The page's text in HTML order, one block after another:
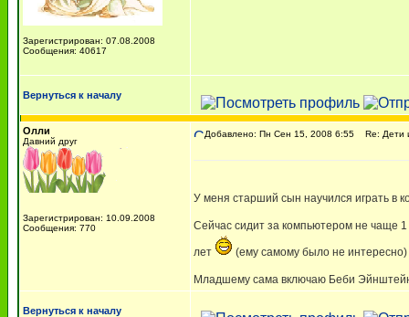
Зарегистрирован: 07.08.2008
Сообщения: 40617
Вернуться к началу
Олли
Давний друг
Зарегистрирован: 10.09.2008
Сообщения: 770
Добавлено: Пн Сен 15, 2008 6:55 Re: Дети
У меня старший сын научился играть в
Сейчас сидит за компьютером не чаще
лет (ему самому было не интересно)
Младшему сама включаю Беби
Вернуться к началу